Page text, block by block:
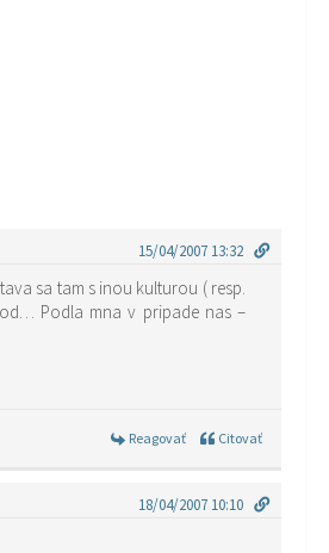
15/04/2007 13:32
sa tam s inou kulturou ( resp.
Podla mna v pripade nas –
Reagovať Citovať
18/04/2007 10:10